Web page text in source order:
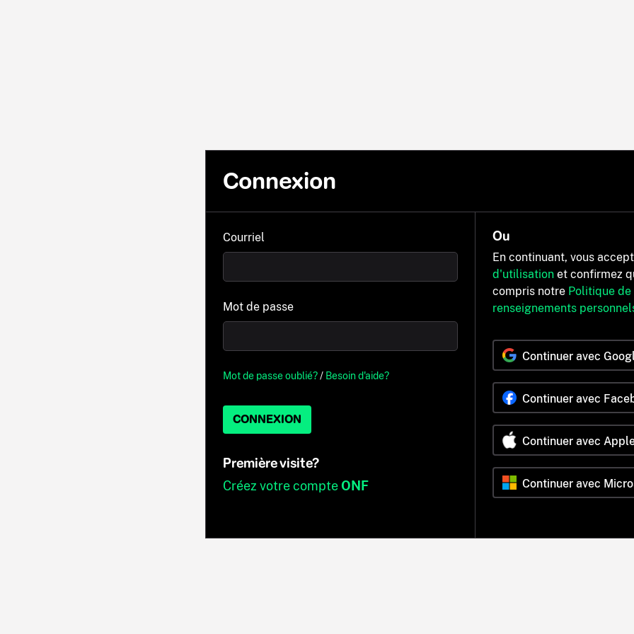
Connexion
Courriel
Mot de passe
Mot de passe oublié?/ Besoin d'aide?
CONNEXION
Première visite?
Créez votre compteONF
Ou
En continuant, vous
d'utilisation et confirmez
compris notre Politique
renseignements
Continuer avec
Continuer avec
Continuer avec
Continuer avec